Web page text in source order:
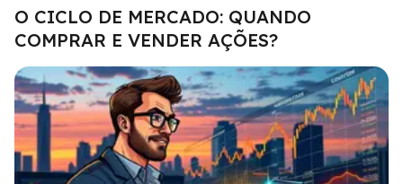
O CICLO DE MERCADO: QUANDO
COMPRAR E VENDER AÇÕES?